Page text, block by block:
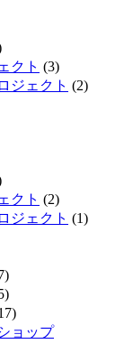
クト (3)
ジェクト (2)
クト (2)
ジェクト (1)
ョップ